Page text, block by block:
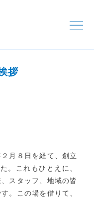
拶
月８日を経て、創立
。これもひとえに、
スタッフ、地域の皆
。この場を借りて、